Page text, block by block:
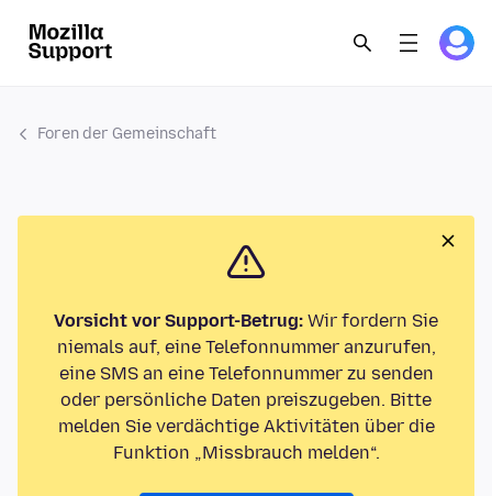
Foren der Gemeinschaft
Vorsicht vor Support-Betrug: Wir fordern Sie
niemals auf, eine Telefonnummer anzurufen,
eine SMS an eine Telefonnummer zu senden
oder persönliche Daten preiszugeben. Bitte
melden Sie verdächtige Aktivitäten über die
Funktion „Missbrauch melden“.